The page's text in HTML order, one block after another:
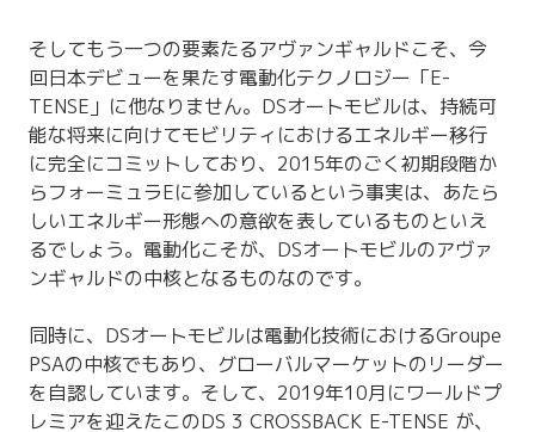
そしてもう一つの要素たるアヴァンギャルドこそ、今
回日本デビューを果たす電動化テクノロジー「E-
TENSE」に他なりません。DSオートモビルは、持続可
能な将来に向けてモビリティにおけるエネルギー移行
に完全にコミットしており、2015年のごく初期段階か
らフォーミュラEに参加しているという事実は、あたら
しいエネルギー形態への意欲を表しているものといえ
るでしょう。電動化こそが、DSオートモビルのアヴァ
ンギャルドの中核となるものなのです。
同時に、DSオートモビルは電動化技術におけるGroupe
PSAの中核でもあり、グローバルマーケットのリーダー
を自認しています。そして、2019年10月にワールドプ
レミアを迎えたこのDS 3 CROSSBACK E-TENSE が、